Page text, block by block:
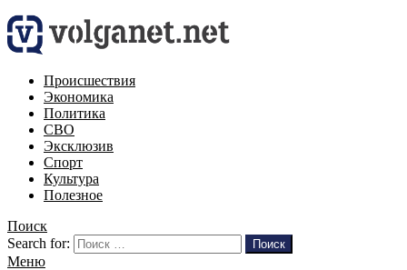
Происшествия
Экономика
Политика
СВО
Эксклюзив
Спорт
Культура
Полезное
Поиск
Search for:
Поиск
Меню